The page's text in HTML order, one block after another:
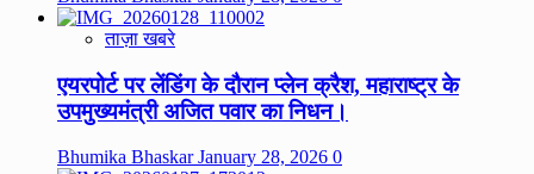
ताज़ा खबरे
एयरपोर्ट पर लेंडिंग के दौरान प्लेन क्रैश, महाराष्ट्र के
उपमुख्यमंत्री अजित पवार का निधन।
Bhumika BhaskarJanuary 28, 2026 0